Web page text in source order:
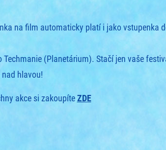
na film automaticky platí i jako vstupenka
(Planetárium). Stačí jen vaše
hlavou!
akce si zakoupíteZDE